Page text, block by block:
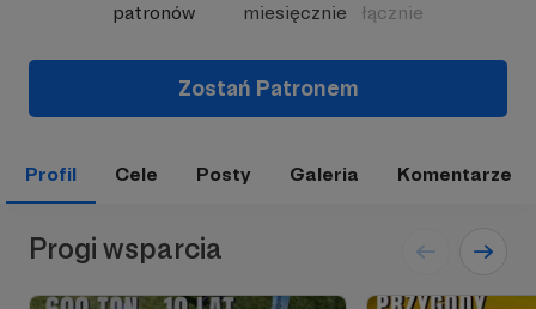
patronów
miesięcznie
łącznie
Zostań Patronem
Profil Cele Posty Galeria Komentarze
Progi wsparcia